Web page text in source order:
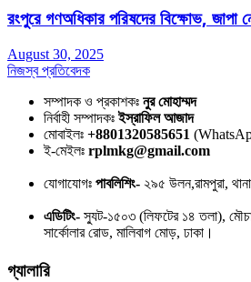
রংপুরে গণঅধিকার পরিষদের বিক্ষোভ, জাপা
August 30, 2025
নিজস্ব প্রতিবেদক
সম্পাদক ও প্রকাশকঃ নুর মোহাম্মদ
নির্বাহী সম্পাদকঃইস্রাফিল আজাদ
মোবাইলঃ +8801320585651
ই-মেইলঃ rplmkg@gmail.com
যোগাযোগঃ পাবলিশিং- ২৯৫ উলন,রামপুরা,
এডিটিং- স্যুট-১৫০৩ (লিফটের ১৪ তলা),
সার্কোলার রোড, মালিবাগ মোড়, ঢাকা।
গ্যালারি